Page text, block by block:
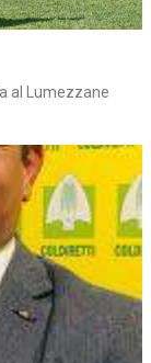
al Lumezzane